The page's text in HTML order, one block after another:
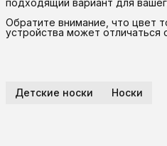
Обратите внимание, что цвет
устройства может отличаться
Детские носки Носки